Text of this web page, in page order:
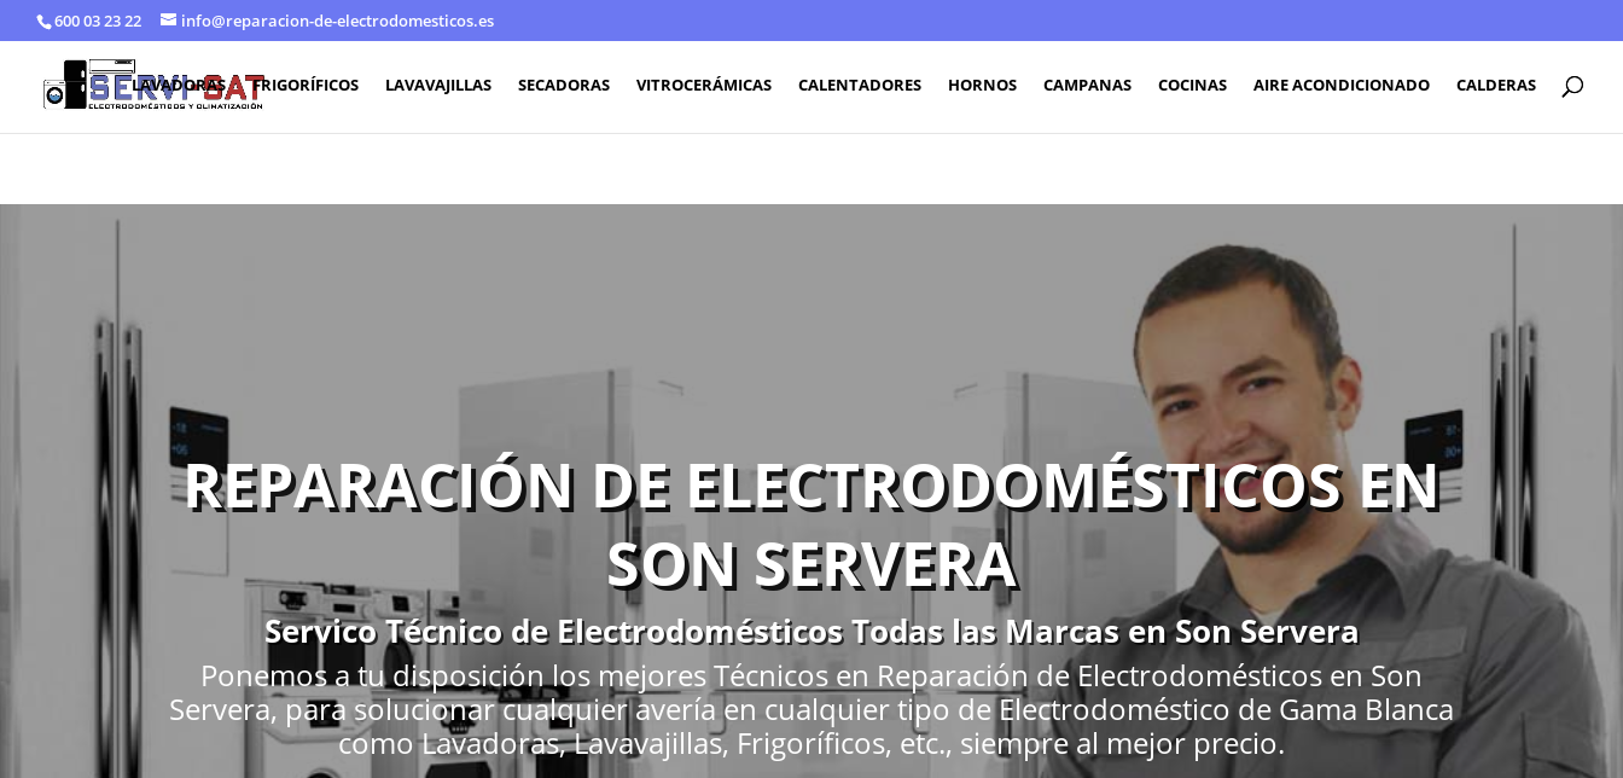
600 03 23 22 info@reparacion-de-electrodomesticos.es
LAVADORAS FRIGORÍFICOS LAVAVAJILLAS SECADORAS VITROCERÁMICAS CALENTADORES HORNOS CAMPANAS COCINAS AIRE ACONDICIONADO CALDERAS
REPARACIÓN DE ELECTRODOMÉSTICOS EN
SON SERVERA
Servico Técnico de Electrodomésticos Todas las Marcas en Son Servera
Ponemos a tu disposición los mejores Técnicos en Reparación de Electrodomésticos en Son
Servera, para solucionar cualquier avería en cualquier tipo de Electrodoméstico de Gama Blanca
como Lavadoras, Lavavajillas, Frigoríficos, etc., siempre al mejor precio.